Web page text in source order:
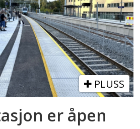
PLUSS
er åpen